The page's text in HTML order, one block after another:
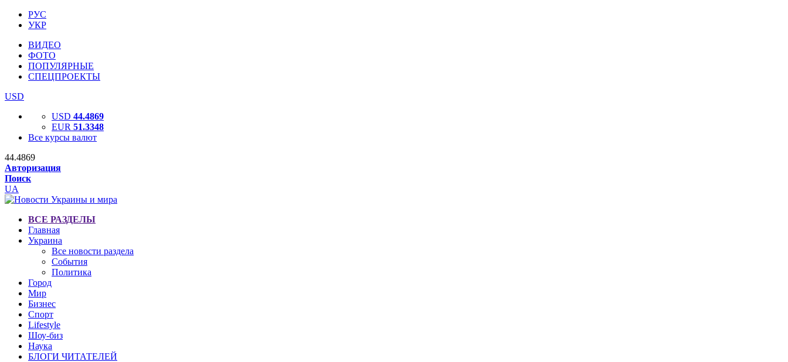
РУС
УКР
ВИДЕО
ФОТО
ПОПУЛЯРНЫЕ
СПЕЦПРОЕКТЫ
USD
USD 44.4869
EUR 51.3348
Все курсы валют
44.4869
Авторизация
Поиск
UA
ВСЕ РАЗДЕЛЫ
Главная
Украина
Все новости раздела
События
Политика
Город
Мир
Бизнес
Спорт
Lifestyle
Шоу-биз
Наука
БЛОГИ ЧИТАТЕЛЕЙ